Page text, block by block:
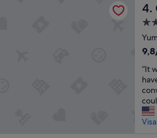
う
ご
ざ
い
ま
た
！
”
r
o
m
.
t
r
a
d
i
t
g
l
y
i
g
t
m
e
d
4.
9.8
10,
(11
“
I
t
w
a
s
“It